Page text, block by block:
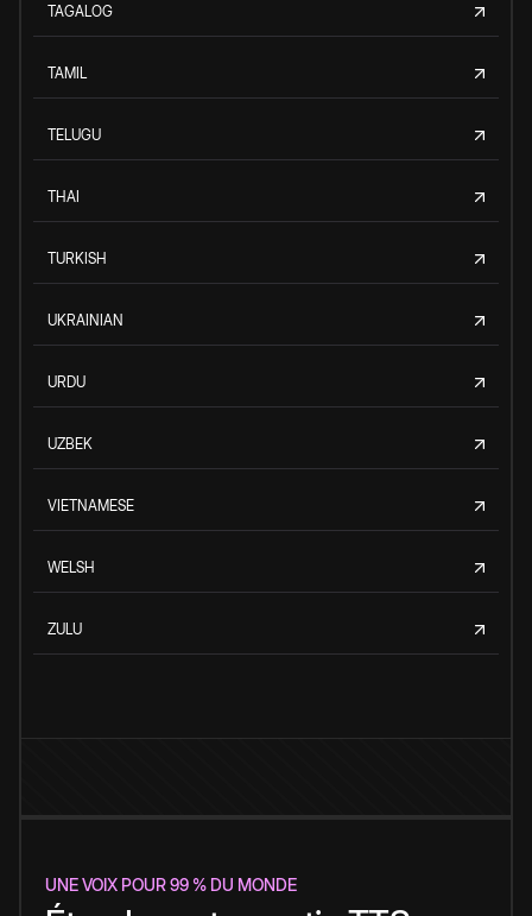
TAGALOG
TAMIL
TELUGU
THAI
TURKISH
UKRAINIAN
URDU
UZBEK
VIETNAMESE
WELSH
ZULU
UNE VOIX POUR 99 % DU MONDE